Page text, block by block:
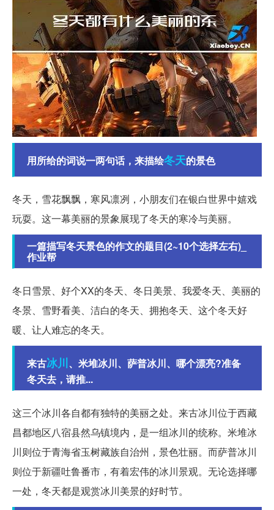
用所给的词说一两句话，来描绘冬天的景色
冬天，雪花飘飘，寒风凛冽，小朋友们在银白世界中嬉戏
玩耍。这一幕美丽的景象展现了冬天的寒冷与美丽。
一篇描写冬天景色的作文的题目(2~10个选择左右)_
作业帮
冬日雪景、好个XX的冬天、冬日美景、我爱冬天、美丽的
冬景、雪野看美、洁白的冬天、拥抱冬天、这个冬天好
暖、让人难忘的冬天。
来古冰川、米堆冰川、萨普冰川、哪个漂亮?准备
冬天去，请推...
这三个冰川各自都有独特的美丽之处。来古冰川位于西藏
昌都地区八宿县然乌镇境内，是一组冰川的统称。米堆冰
川则位于青海省玉树藏族自治州，景色壮丽。而萨普冰川
则位于新疆吐鲁番市，有着宏伟的冰川景观。无论选择哪
一处，冬天都是观赏冰川美景的好时节。